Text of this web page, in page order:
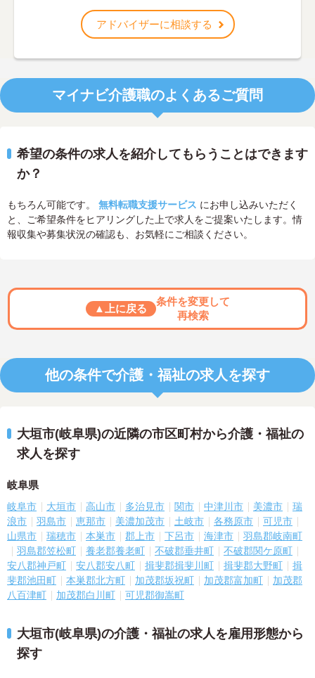
アドバイザーに相談する
マイナビ介護職のよくあるご質問
希望の条件の求人を紹介してもらうことはできます
か？
もちろん可能です。 無料転職支援サービス にお申し込みいただく
と、ご希望条件をヒアリングした上で求人をご提案いたします。情
報収集や募集状況の確認も、お気軽にご相談ください。
▲上に戻る
条件を変更して
再検索
他の条件で介護・福祉の求人を探す
大垣市(岐阜県)の近隣の市区町村から介護・福祉の
求人を探す
岐阜県
岐阜市 大垣市 高山市 多治見市 関市 中津川市 美濃市
瑞
浪市
羽島市 恵那市 美濃加茂市 土岐市 各務原市
可児市
山県市
瑞穂市 本巣市 郡上市 下呂市 海津市
羽島郡岐南町
羽島郡笠松町
養老郡養老町 不破郡垂井町
不破郡関ケ原町
安八郡神戸町
安八郡安八町 揖斐郡揖斐川町 揖斐郡大野町
揖
斐郡池田町
本巣郡北方町 加茂郡坂祝町 加茂郡富加町
加茂郡
八百津町
加茂郡白川町 可児郡御嵩町
大垣市(岐阜県)の介護・福祉の求人を雇用形態から
探す